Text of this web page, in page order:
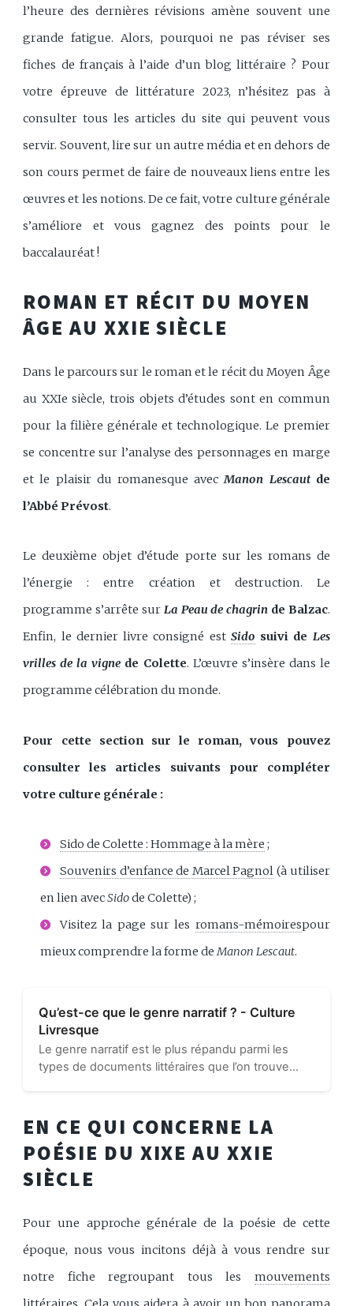
l’heure des dernières révisions amène souvent une
grande fatigue. Alors, pourquoi ne pas réviser ses
fiches de français à l’aide d’un blog littéraire ? Pour
votre épreuve de littérature 2023, n’hésitez pas à
consulter tous les articles du site qui peuvent vous
servir. Souvent, lire sur un autre média et en dehors de
son cours permet de faire de nouveaux liens entre les
œuvres et les notions. De ce fait, votre culture générale
s’améliore et vous gagnez des points pour le
baccalauréat !
ROMAN ET RÉCIT DU MOYEN
ÂGE AU XXIE SIÈCLE
Dans le parcours sur le roman et le récit du Moyen Âge
au XXIe siècle, trois objets d’études sont en commun
pour la filière générale et technologique. Le premier
se concentre sur l’analyse des personnages en marge
et le plaisir du romanesque avecManon Lescaut de
l’Abbé Prévost.
Le deuxième objet d’étude porte sur les romans de
l’énergie : entre création et destruction. Le
programme s’arrête sur La Peau de chagrin de Balzac.
Enfin, le dernier livre consigné est Sido suivi de Les
vrilles de la vigne de Colette. L’œuvre s’insère dans le
programme célébration du monde.
Pour cette section sur le roman, vous pouvez
consulter les articles suivants pour compléter
votre culture générale :
Sido de Colette : Hommage à la mère ;
Souvenirs d’enfance de Marcel Pagnol (à utiliser
en lien avecSidode Colette) ;
Visitez la page sur les romans-mémoirespour
mieux comprendre la forme deManon Lescaut.
Qu’est-ce que le genre narratif ? - Culture
Livresque
Le genre narratif est le plus répandu parmi les
types de documents littéraires que l’on trouve
contes…
EN CE QUI CONCERNE LA
POÉSIE DU XIXE AU XXIE
SIÈCLE
Pour une approche générale de la poésie de cette
époque, nous vous incitons déjà à vous rendre sur
notre fiche regroupant tous les mouvements